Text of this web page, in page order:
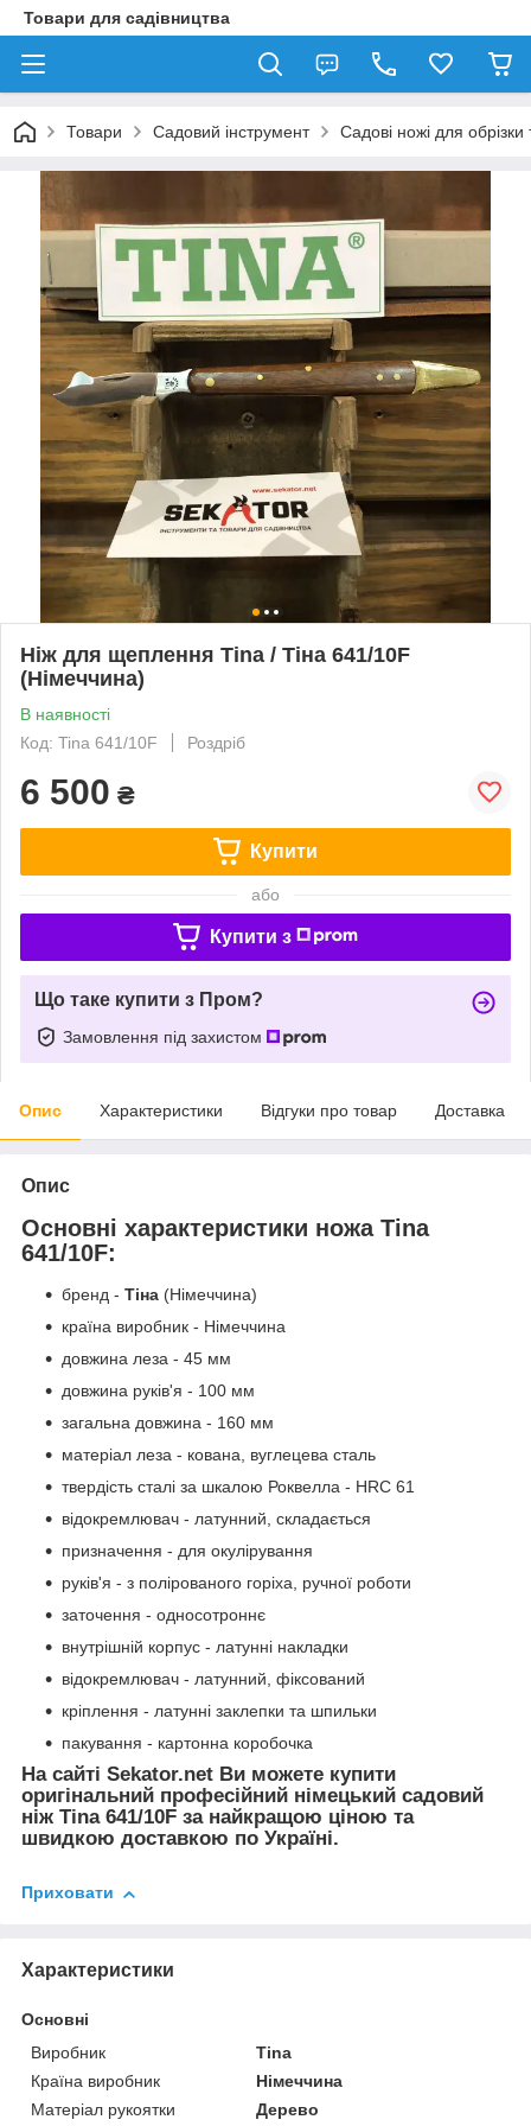
Товари для садівництва
Товари Садовий інструмент Садові ножі для
Ніж для щеплення Tina / Тіна 641/10F
(Німеччина)
В наявності
Код: Tina 641/10F
Роздріб
6 500 ₴
Купити
або
Купити з
Що таке купити з Пром?
Замовлення під захистом
Опис Характеристики Відгуки про товар Доставка
Опис
Основні характеристики ножа Tina
641/10F:
бренд - Тіна (Німеччина)
країна виробник - Німеччина
довжина леза - 45 мм
довжина руків'я - 100 мм
загальна довжина - 160 мм
матеріал леза - кована, вуглецева сталь
твердість сталі за шкалою Роквелла - HRC 61
відокремлювач - латунний, складається
призначення - для окулірування
руків'я - з полірованого горіха, ручної роботи
заточення - односотроннє
внутрішній корпус - латунні накладки
відокремлювач - латунний, фіксований
кріплення - латунні заклепки та шпильки
пакування - картонна коробочка
На сайті Sekator.net Ви можете купити
оригінальний професійний німецький садовий
ніж Tina 641/10F за найкращою ціною та
швидкою доставкою по Україні.
Приховати
Характеристики
Основні
Виробник
Tina
Країна виробник
Німеччина
Матеріал рукоятки
Дерево